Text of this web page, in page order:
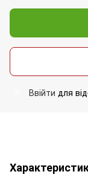
Ввійти для